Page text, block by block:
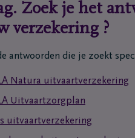
Zoek je het
verzekering ?
antwoorden die je zoekt
Natura uitvaartverzekering
Uitvaartzorgplan
uitvaartverzekering